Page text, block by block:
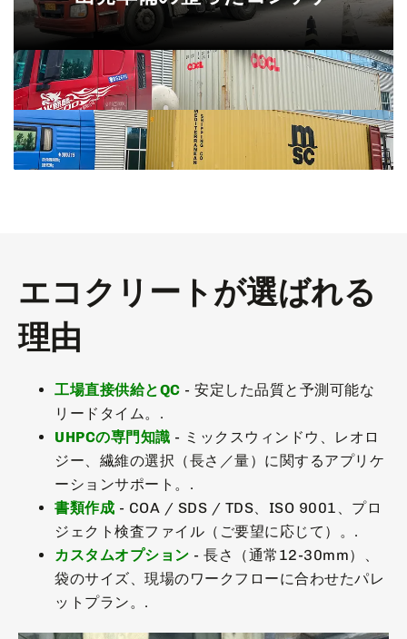
エコクリートが選ばれる
理由
工場直接供給とQC - 安定した品質と予測可能な
リードタイム。.
UHPCの専門知識 - ミックスウィンドウ、レオロ
ジー、繊維の選択（長さ／量）に関するアプリケ
ーションサポート。.
書類作成 - COA / SDS / TDS、ISO 9001、プロ
ジェクト検査ファイル（ご要望に応じて）。.
カスタムオプション - 長さ（通常12-30mm）、
袋のサイズ、現場のワークフローに合わせたパレ
ットプラン。.